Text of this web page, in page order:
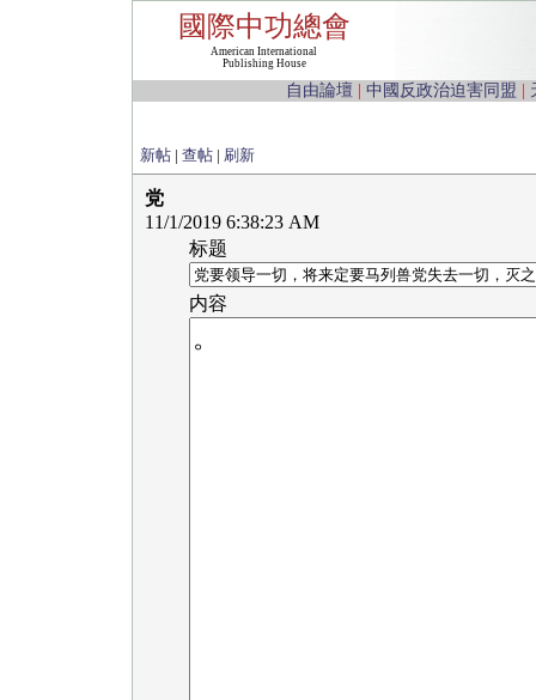
國際中功總會
American International
Publishing House
自由論壇 中國反政治迫害同盟
新帖 | 查帖 | 刷新
党
11/1/2019 6:38:23 AM
标题
内容